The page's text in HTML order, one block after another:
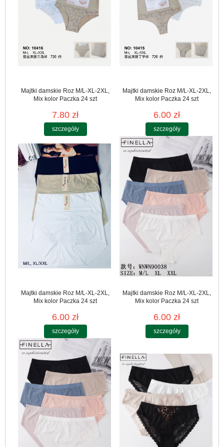
Majtki damskie Roz M/L-XL-2XL,
Mix kolor Paczka 24 szt
7.80 zł
szczegóły
Majtki damskie Roz M/L-XL-2XL,
Mix kolor Paczka 24 szt
6.00 zł
szczegóły
Majtki damskie Roz M/L-XL-2XL,
Mix kolor Paczka 24 szt
6.00 zł
szczegóły
Majtki damskie Roz M/L-XL-2XL,
Mix kolor Paczka 24 szt
6.00 zł
szczegóły